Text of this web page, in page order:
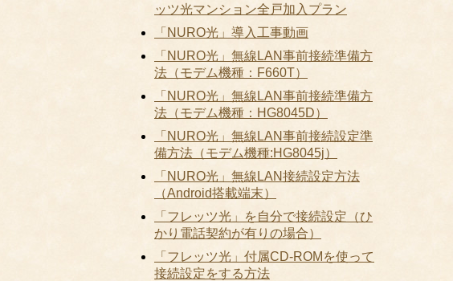
ッツ光マンション全戸加入プラン
「NURO光」導入工事動画
「NURO光」無線LAN事前接続準備方
法（モデム機種：F660T）
「NURO光」無線LAN事前接続準備方
法（モデム機種：HG8045D）
「NURO光」無線LAN事前接続設定準
備方法（モデム機種:HG8045j）
「NURO光」無線LAN接続設定方法
（Android搭載端末）
「フレッツ光」を自分で接続設定（ひ
かり電話契約が有りの場合）
「フレッツ光」付属CD-ROMを使って
接続設定をする方法